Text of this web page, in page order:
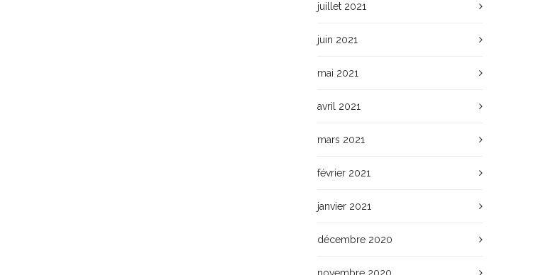
juillet 2021
juin 2021
mai 2021
avril 2021
mars 2021
février 2021
janvier 2021
décembre 2020